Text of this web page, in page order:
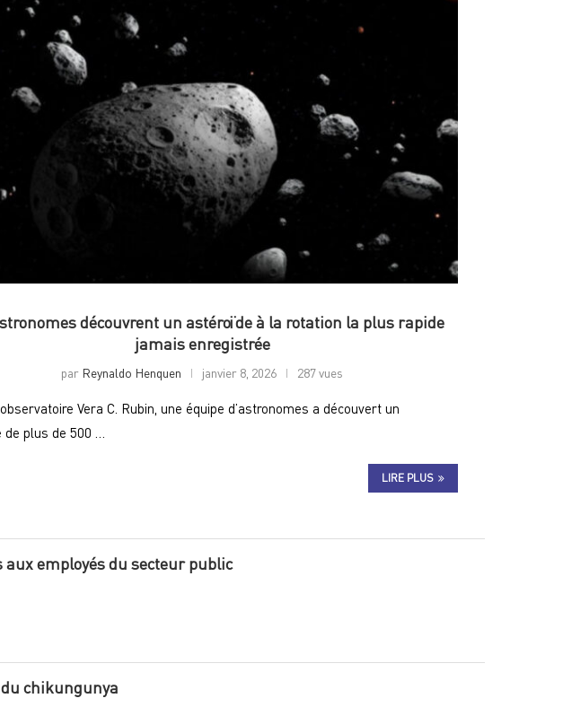
découvrent un astéroïde à la rotation la plus rapide
jamais enregistrée
par Reynaldo Henquen janvier 8, 2026 287 vues
Vera C. Rubin, une équipe d’astronomes a découvert un
plus de 500 …
LIRE PLUS
employés du secteur public
du chikungunya